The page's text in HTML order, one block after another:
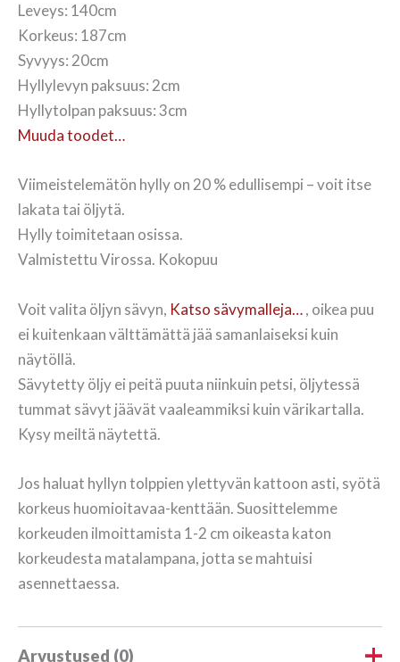
Leveys: 140cm
Korkeus: 187cm
Syvyys: 20cm
Hyllylevyn paksuus: 2cm
Hyllytolpan paksuus: 3cm
Muuda toodet…
Viimeistelemätön hylly on 20 % edullisempi – voit itse
lakata tai öljytä.
Hylly toimitetaan osissa.
Valmistettu Virossa. Kokopuu
Voit valita öljyn sävyn, Katso sävymalleja…, oikea puu
ei kuitenkaan välttämättä jää samanlaiseksi kuin
näytöllä.
Sävytetty öljy ei peitä puuta niinkuin petsi, öljytessä
tummat sävyt jäävät vaaleammiksi kuin värikartalla.
Kysy meiltä näytettä.
Jos haluat hyllyn tolppien ylettyvän kattoon asti, syötä
korkeus huomioitavaa-kenttään. Suosittelemme
korkeuden ilmoittamista 1-2 cm oikeasta katon
korkeudesta matalampana, jotta se mahtuisi
asennettaessa.
Arvustused (0)